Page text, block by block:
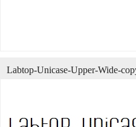
Labtop-Unicase-Upper-Wide-